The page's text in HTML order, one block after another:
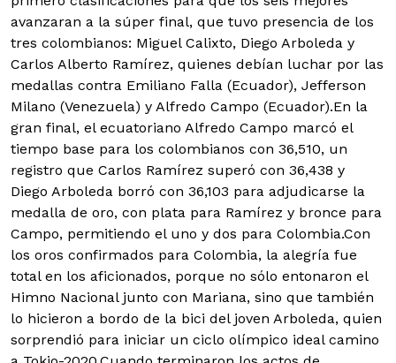
avanzaran a la súper final, que tuvo presencia de los
tres colombianos: Miguel Calixto, Diego Arboleda y
Carlos Alberto Ramírez, quienes debían luchar por las
medallas contra Emiliano Falla (Ecuador), Jefferson
Milano (Venezuela) y Alfredo Campo (Ecuador).En la
gran final, el ecuatoriano Alfredo Campo marcó el
tiempo base para los colombianos con 36,510, un
registro que Carlos Ramírez superó con 36,438 y
Diego Arboleda borró con 36,103 para adjudicarse la
medalla de oro, con plata para Ramírez y bronce para
Campo, permitiendo el uno y dos para Colombia.Con
los oros confirmados para Colombia, la alegría fue
total en los aficionados, porque no sólo entonaron el
Himno Nacional junto con Mariana, sino que también
lo hicieron a bordo de la bici del joven Arboleda, quien
sorprendió para iniciar un ciclo olímpico ideal camino